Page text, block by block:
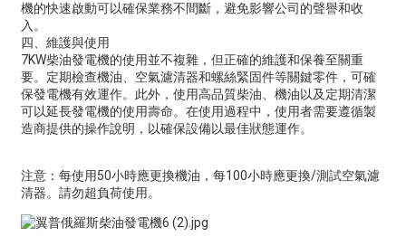
機的快速啟動可以確保業務不間斷，避免影響公司的聲譽和收
入。
四、維護與使用
7KW柴油發電機的使用並不複雜，但正確的維護和保養至關重
要。定期檢查機油、空氣濾清器和螺絲緊固件等關鍵零件，可確
保發電機有效運作。此外，使用高品質柴油、機油以及定期清潔
可以延長發電機的使用壽命。在使用過程中，使用者需要遵循製
造商提供的操作說明，以確保設備以最佳狀態運作。
注意：每使用50小時應更換機油，每100小時應更換/測試空氣濾
清器。請勿超負荷使用。